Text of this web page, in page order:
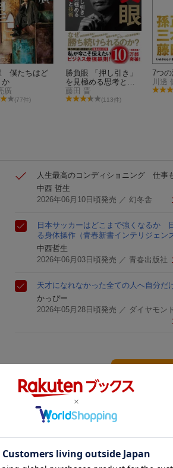
僕たちはど
か
廣
(77件)
勝負眼 「押し引き」
を見極める思考と技
術
藤田 晋
(113件)
7つ
川邊
人生最高のコンディショニング 仕事
中西 哲生
2026年06月10日頃発売 ／ 幻冬舎
日本サッカーはどこまで強くなるか
る身体操作（青春新書インテリジェンス
中西哲生
2026年06月03日頃発売 ／ 青春出版社
天才になれなかった全ての人へ自分だ
かっぴー
2026年05月28日頃発売 ／ ダイヤモン
3点と